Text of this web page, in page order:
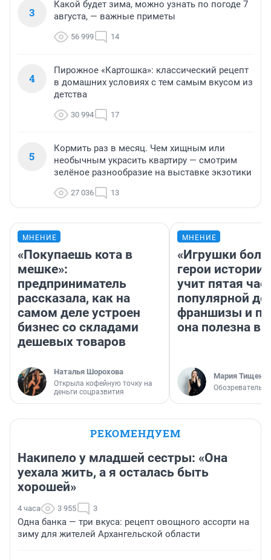
3
Какой будет зима, можно узнать по погоде 7
августа, — важные приметы
56 999 14
4
Пирожное «Картошка»: классический рецепт
в домашних условиях с тем самым вкусом из
детства
30 994 17
5
Кормить раз в месяц. Чем хищным или
необычным украсить квартиру — смотрим
зелёное разнообразие на выставке экзотики
27 036 13
МНЕНИЕ
«Покупаешь кота в
мешке»:
предприниматель
рассказала, как на
самом деле устроен
бизнес со складами
дешевых товаров
Наталья Шорохова
Открыла кофейную точку на
деньги соцразвития
МНЕНИЕ
«Игрушки
герои
учит пятая
популярной
франшизы и
она полезна
Мария Тищенко
Обозреватель
РЕКОМЕНДУЕМ
Накипело у младшей сестры: «Она
уехала жить, а я осталась быть
хорошей»
4 часа 3 955 3
Одна банка — три вкуса: рецепт овощного ассорти на
зиму для жителей Архангельской области